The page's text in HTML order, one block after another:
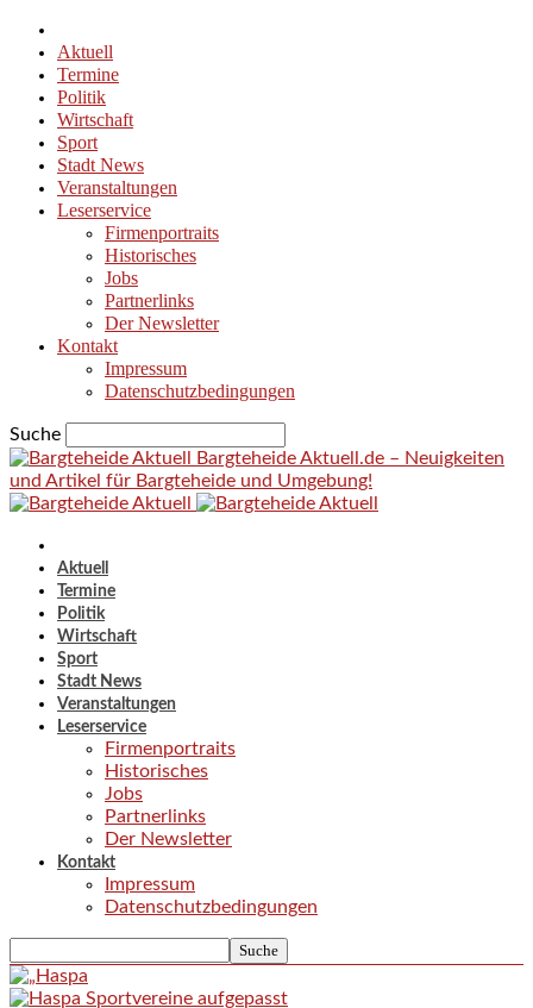
Aktuell
Termine
Politik
Wirtschaft
Sport
Stadt News
Veranstaltungen
Leserservice
Firmenportraits
Historisches
Jobs
Partnerlinks
Der Newsletter
Kontakt
Impressum
Datenschutzbedingungen
Suche
Bargteheide Aktuell.de – Neuigkeiten
und Artikel für Bargteheide und Umgebung!
Aktuell
Termine
Politik
Wirtschaft
Sport
Stadt News
Veranstaltungen
Leserservice
Firmenportraits
Historisches
Jobs
Partnerlinks
Der Newsletter
Kontakt
Impressum
Datenschutzbedingungen